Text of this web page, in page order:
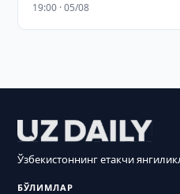
19:00 · 05/08
Ўзбекистоннинг етакчи
БЎЛИМЛАР